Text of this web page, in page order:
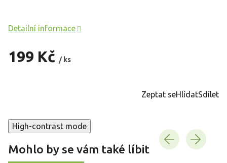
199 Kč / ks
Detailní informace
Zeptat seHlídatSdílet
High-contrast mode
Mohlo by se vám také líbit